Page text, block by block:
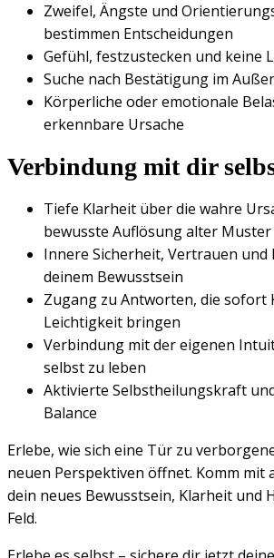
Zweifel, Ängste und
bestimmen Entscheidungen
Gefühl, festzustecken und keine
Suche nach Bestätigung im
Körperliche oder emotionale
erkennbare Ursache
Verbindung mit dir
Tiefe Klarheit über die wahre
bewusste Auflösung alter Muster
Innere Sicherheit, Vertrauen und
deinem Bewusstsein
Zugang zu Antworten, die sofort
Leichtigkeit bringen
Verbindung mit der eigenen
selbst zu leben
Aktivierte Selbstheilungskraft
Balance
Erlebe, wie sich eine Tür zu
neuen Perspektiven öffnet. Komm mit
dein neues Bewusstsein, Klarheit und
Feld.